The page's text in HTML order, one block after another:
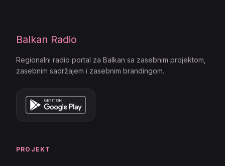
Balkan Radio
Regionalni radio portal za Balkan sa zasebnim projektom,
zasebnim sadržajem i zasebnim brandingom.
PROJEKT